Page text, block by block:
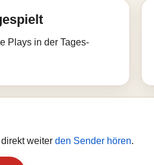
Plays in der Tages-
weiter den Sender hören.